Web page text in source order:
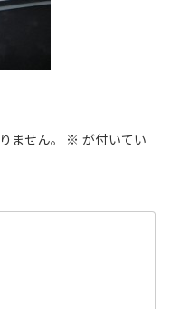
ません。 ※ が付いてい